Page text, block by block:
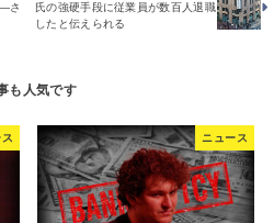
さ
氏の強硬手段に従業員が数百人退職
したと伝えられる
ニュース